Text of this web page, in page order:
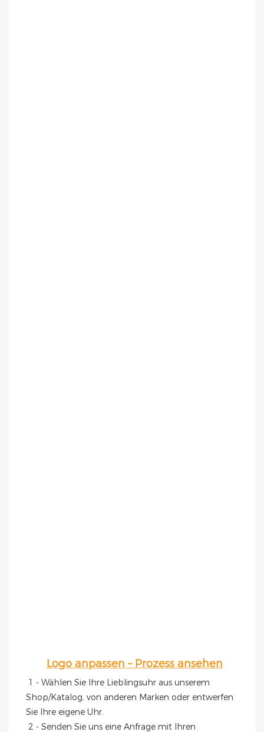
Logo anpassen – Prozess ansehen
1 - Wählen Sie Ihre Lieblingsuhr aus unserem
Shop/Katalog, von anderen Marken oder entwerfen
Sie Ihre eigene Uhr.